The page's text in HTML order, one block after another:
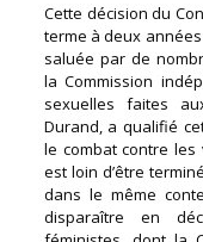
Cette décision du
terme à deux
saluée par de
la Commission
sexuelles faites
Durand, a qualifié
le combat contre
est loin d’être
dans le même
disparaître en